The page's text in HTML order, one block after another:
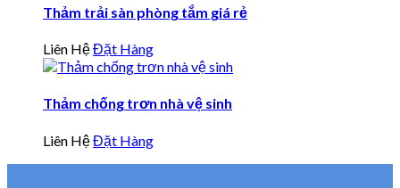
Thảm trải sàn phòng tắm giá rẻ
Liên HệĐặt Hàng
Thảm chống trơn nhà vệ sinh
Liên HệĐặt Hàng